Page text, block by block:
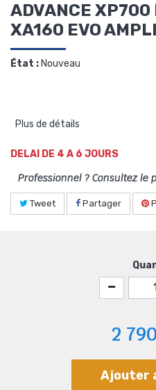
ADVANCE XP700
XA160 EVO
État :Nouveau
Plus de détails
DELAI DE 4 A 6 JOURS
Professionnel ? Consultez le
Tweet Partager
2
Ajouter